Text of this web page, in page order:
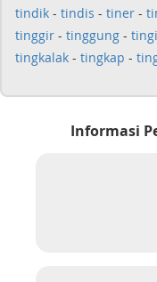
tindik - tindis - tiner -
tinggir - tinggung - tingi
tingkalak - tingkap -
Informasi